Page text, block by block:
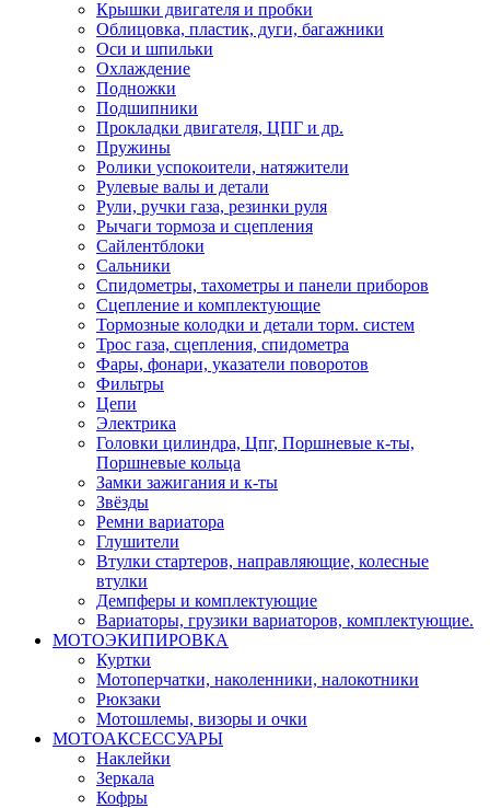
Крышки двигателя и пробки
Облицовка, пластик, дуги, багажники
Оси и шпильки
Охлаждение
Подножки
Подшипники
Прокладки двигателя, ЦПГ и др.
Пружины
Ролики успокоители, натяжители
Рулевые валы и детали
Рули, ручки газа, резинки руля
Рычаги тормоза и сцепления
Сайлентблоки
Сальники
Спидометры, тахометры и панели приборов
Сцепление и комплектующие
Тормозные колодки и детали торм. систем
Трос газа, сцепления, спидометра
Фары, фонари, указатели поворотов
Фильтры
Цепи
Электрика
Головки цилиндра, Цпг, Поршневые к-ты,
Поршневые кольца
Замки зажигания и к-ты
Звёзды
Ремни вариатора
Глушители
Втулки стартеров, направляющие, колесные
втулки
Демпферы и комплектующие
Вариаторы, грузики вариаторов, комплектующие.
МОТОЭКИПИРОВКА
Куртки
Мотоперчатки, наколенники, налокотники
Рюкзаки
Мотошлемы, визоры и очки
МОТОАКСЕССУАРЫ
Наклейки
Зеркала
Кофры